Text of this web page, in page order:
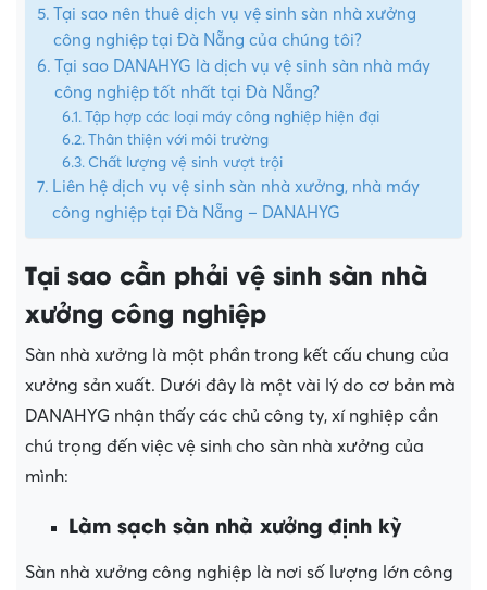
Tại sao nên thuê dịch vụ vệ sinh sàn nhà xưởng
công nghiệp tại Đà Nẵng của chúng tôi?
Tại sao DANAHYG là dịch vụ vệ sinh sàn nhà máy
công nghiệp tốt nhất tại Đà Nẵng?
Tập hợp các loại máy công nghiệp hiện đại
Thân thiện với môi trường
Chất lượng vệ sinh vượt trội
Liên hệ dịch vụ vệ sinh sàn nhà xưởng, nhà máy
công nghiệp tại Đà Nẵng – DANAHYG
Tại sao cần phải vệ sinh sàn nhà
xưởng công nghiệp
Sàn nhà xưởng là một phần trong kết cấu chung của
xưởng sản xuất. Dưới đây là một vài lý do cơ bản mà
DANAHYG nhận thấy các chủ công ty, xí nghiệp cần
chú trọng đến việc vệ sinh cho sàn nhà xưởng của
mình:
Làm sạch sàn nhà xưởng định kỳ
Sàn nhà xưởng công nghiệp là nơi số lượng lớn công